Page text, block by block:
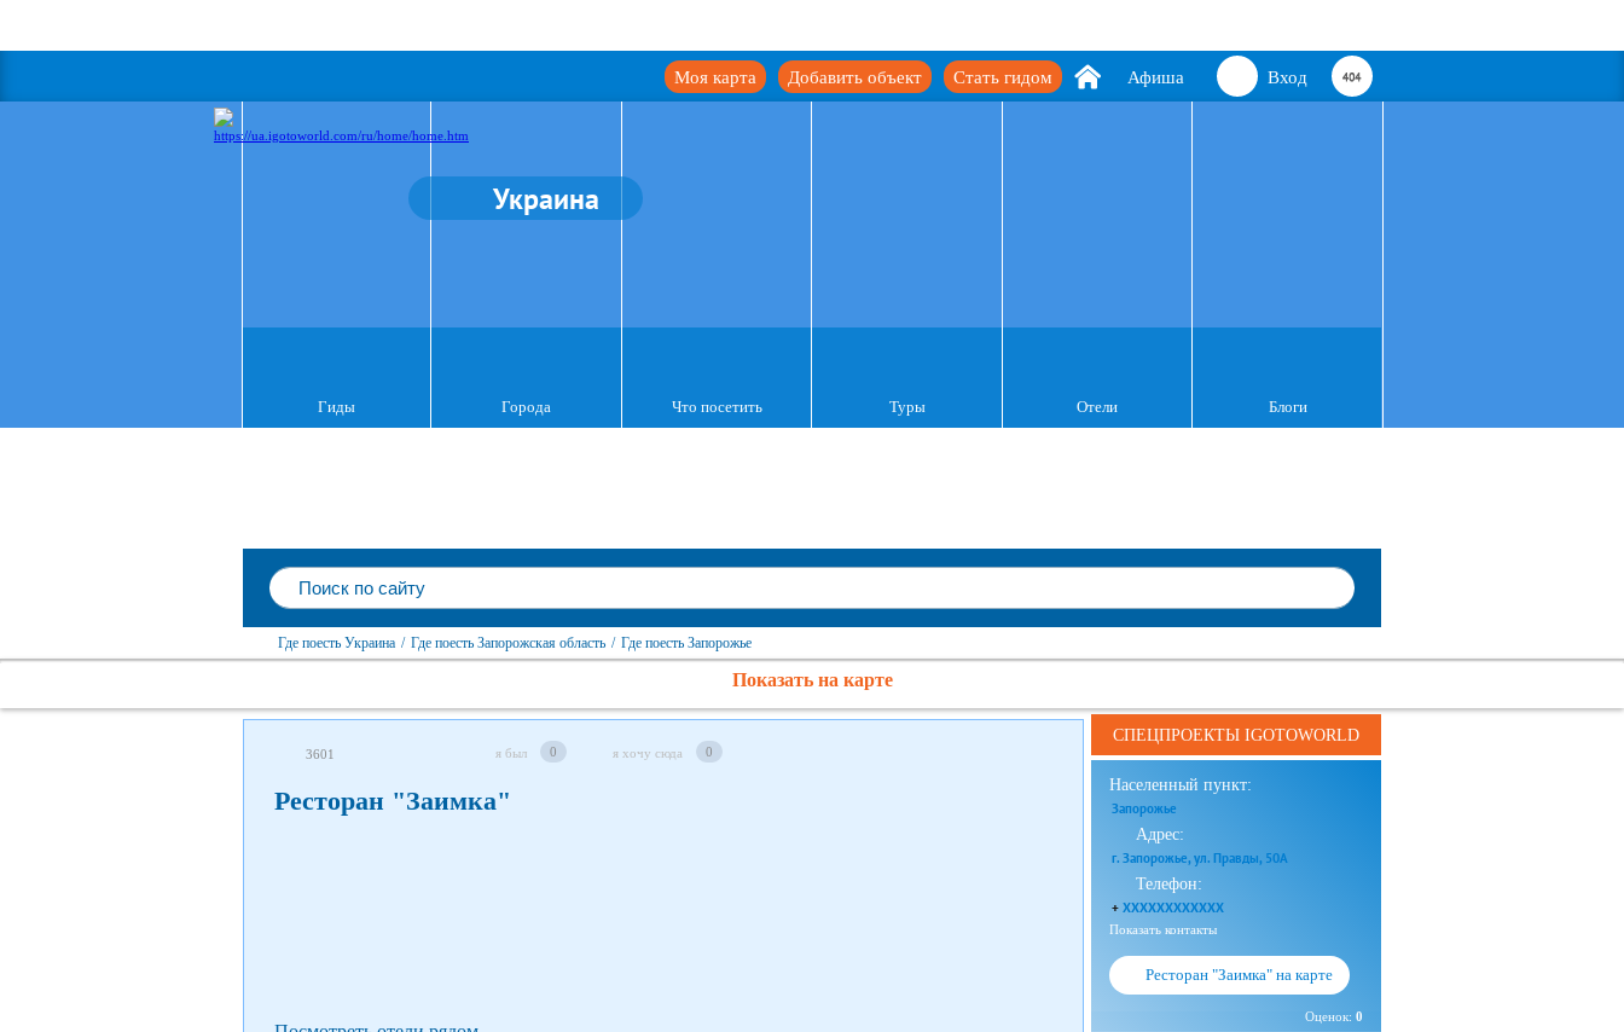
Вход
Афиша
Стать гидом
Добавить объект
Моя карта
Украина
Гиды Города Что посетить Туры Отели Блоги
Где поесть Украина / Где поесть Запорожская область / Где поесть Запорожье
Показать на карте
3601 я был 0 я хочу сюда 0
Ресторан "Заимка"
СПЕЦПРОЕКТЫ IGOTOWORLD
Населенный пункт:
Запорожье
Адрес:
г. Запорожье, ул. Правды, 50А
Телефон:
+ XXXXXXXXXXXX
Показать контакты
Ресторан "Заимка" на карте
Оценок: 0